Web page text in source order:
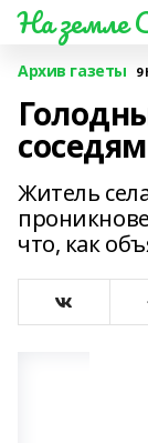
На земле
Архив газеты 9
Житель
что, как